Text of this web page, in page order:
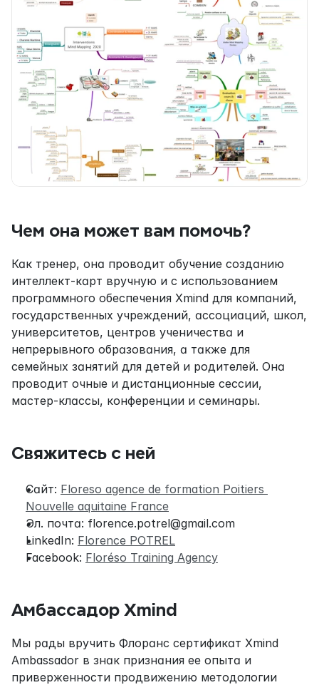
Чем она может вам помочь?
Как тренер, она проводит обучение созданию
интеллект-карт вручную и с использованием
программного обеспечения Xmind для компаний,
государственных учреждений, ассоциаций, школ,
университетов, центров ученичества и
непрерывного образования, а также для
семейных занятий для детей и родителей. Она
проводит очные и дистанционные сессии,
мастер-классы, конференции и семинары.
Свяжитесь с ней
Сайт: Floreso agence de formation Poitiers
Nouvelle aquitaine France
Эл. почта: florence.potrel@gmail.com
LinkedIn: Florence POTREL
Facebook: Floréso Training Agency
Амбассадор Xmind
Мы рады вручить Флоранс сертификат Xmind
Ambassador в знак признания ее опыта и
приверженности продвижению методологии